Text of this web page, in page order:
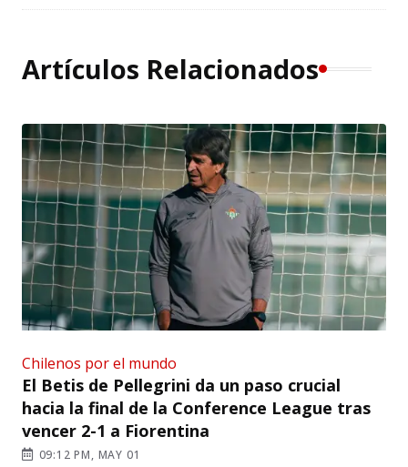
Artículos Relacionados
Chilenos por el mundo
El Betis de Pellegrini da un paso crucial
hacia la final de la Conference League tras
vencer 2-1 a Fiorentina
09:12 PM, MAY 01